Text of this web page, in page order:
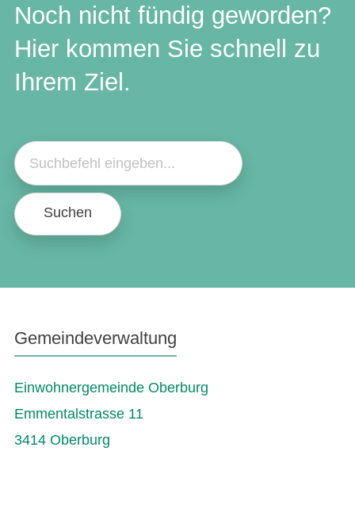
Noch nicht fündig geworden?
Hier kommen Sie schnell zu
Ihrem Ziel.
Suchen
Gemeindeverwaltung
Einwohnergemeinde Oberburg
Emmentalstrasse 11
3414 Oberburg